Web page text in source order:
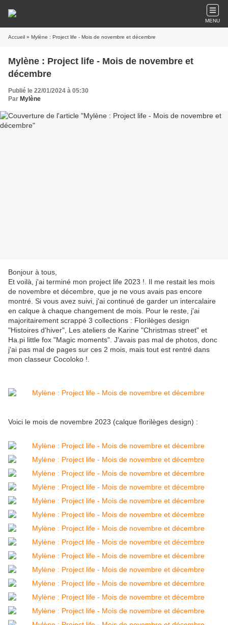
MENU
Accueil » Mylène : Project life - Mois de novembre et décembre
Mylène : Project life - Mois de novembre et
décembre
Publié le 22/01/2024 à 05:30
Par Mylène
Bonjour à tous,
Et voilà, j'ai terminé mon project life 2023 !. Il me restait les mois
de novembre et décembre, que je ne vous avais pas encore
montré. Si vous avez suivi, j'ai continué de garder un intercalaire
en calque à chaque changement de mois. Pour le reste, j'ai
majoritairement scrappé 3 collections : Florilèges design
"Histoires d'hiver", Les ateliers de Karine "Christmas street" et
Ha.pi little fox "Magic moments". J'avais pas mal de photos, donc
j'ai pas mal de pages sur ces 2 mois, mais tout est rentré dans
mon classeur Cocoloko !.
Voici le mois de novembre 2023 (calque florilèges design) :